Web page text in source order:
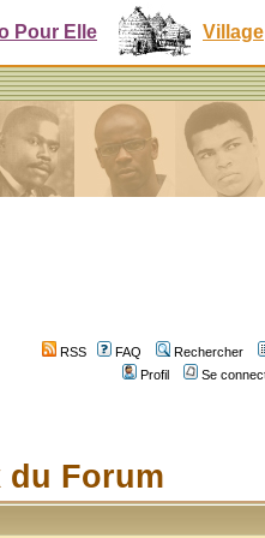
Pour Elle Village
RSS FAQ
Rechercher
Profil
Se
du Forum